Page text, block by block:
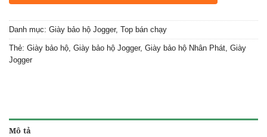
Danh mục: Giày bảo hộ Jogger, Top bán chạy
Thẻ: Giày bảo hộ, Giày bảo hộ Jogger, Giày bảo hộ Nhân Phát, Giày
Jogger
Mô tả